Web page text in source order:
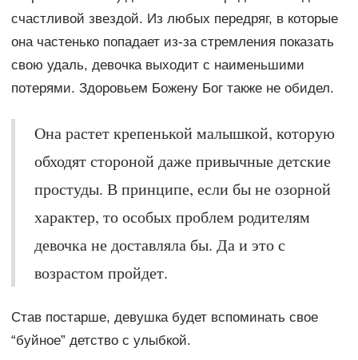
счастливой звездой. Из любых передряг, в которые
она частенько попадает из-за стремления показать
свою удаль, девочка выходит с наименьшими
потерями. Здоровьем Божену Бог также не обидел.
Она растет крепенькой малышкой, которую
обходят стороной даже привычные детские
простуды. В принципе, если бы не озорной
характер, то особых проблем родителям
девочка не доставляла бы. Да и это с
возрастом пройдет.
Став постарше, девушка будет вспоминать свое
“буйное” детство с улыбкой.